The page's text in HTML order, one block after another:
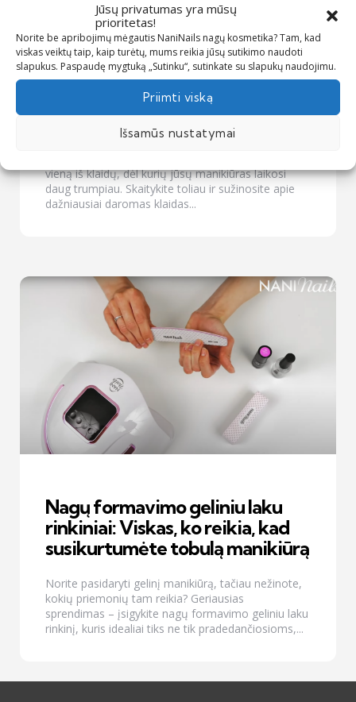
Jūsų privatumas yra mūsų
prioritetas!
Norite be apribojimų mėgautis NaniNails nagų kosmetika? Tam, kad
viskas veiktų taip, kaip turėtų, mums reikia jūsų sutikimo naudoti
slapukus. Paspaudę mygtuką „Sutinku“, sutinkate su slapukų naudojimu.
Priimti viską
Išsamūs nustatymai
Dažniausios gelinio lakavimo
vieną iš klaidų, dėl kurių jūsų manikiūras laikosi
daug trumpiau. Skaitykite toliau ir sužinosite apie
dažniausiai daromas klaidas...
Nagų formavimo geliniu laku
rinkiniai: Viskas, ko reikia, kad
susikurtumėte tobulą manikiūrą
Norite pasidaryti gelinį manikiūrą, tačiau nežinote,
kokių priemonių tam reikia? Geriausias
sprendimas – įsigykite nagų formavimo geliniu laku
rinkinį, kuris idealiai tiks ne tik pradedančiosioms,...